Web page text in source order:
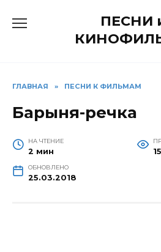
ПЕСНИ
ГЛАВНАЯ » ПЕСНИ К ФИЛЬМАМ
Барыня-речка
НА ЧТЕНИЕ
2 мин
ОБНОВЛЕНО
25.03.2018